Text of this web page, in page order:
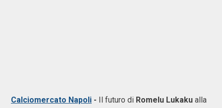
Calciomercato Napoli - Il futuro di Romelu Lukaku alla